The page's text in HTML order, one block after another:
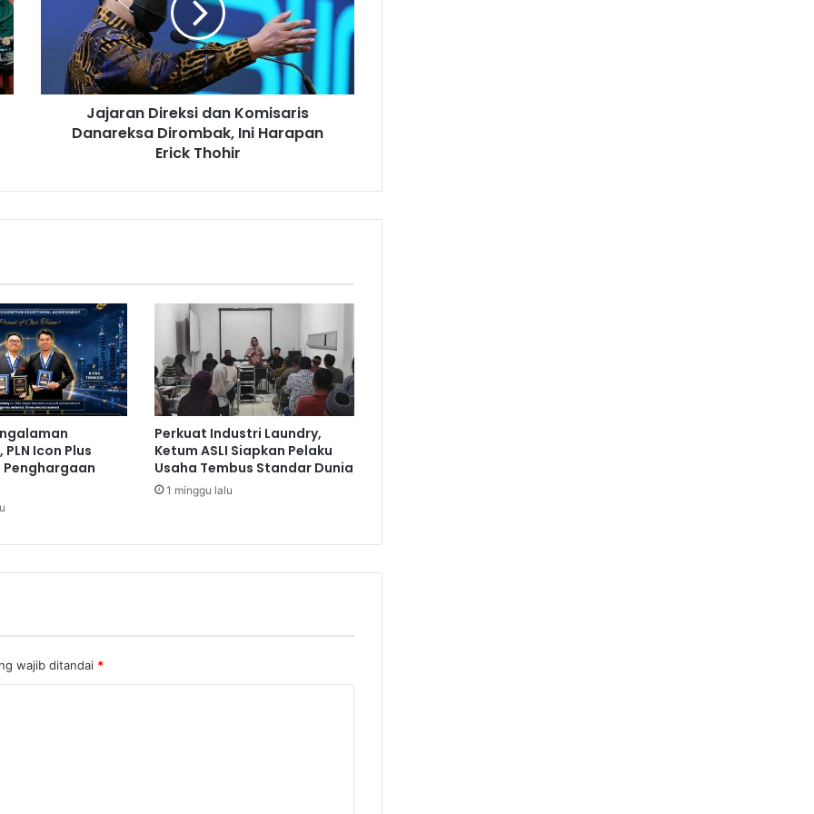
i
i
o
m
i
s
a
r
i
s
D
a
n
s
o
m
Jajaran Direksi dan Komisaris
Danareksa Dirombak, Ini Harapan
Erick Thohir
Icon Plus
Penghargaan
Perkuat Industri Laundry,
Ketum ASLI Siapkan Pelaku
Usaha Tembus Standar Dunia
1 minggu lalu
wajib ditandai *